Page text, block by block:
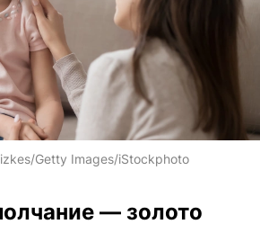
Getty Images/iStockphoto
— золото